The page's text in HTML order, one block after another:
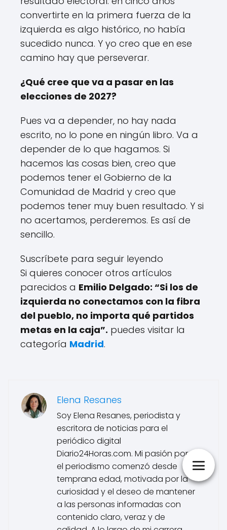
convertirte en la primera fuerza de la
izquierda es algo histórico, no había
sucedido nunca. Y yo creo que en ese
camino hay que perseverar.
¿Qué cree que va a pasar en las
elecciones de 2027?
Pues va a depender, no hay nada
escrito, no lo pone en ningún libro. Va a
depender de lo que hagamos. Si
hacemos las cosas bien, creo que
podemos tener el Gobierno de la
Comunidad de Madrid y creo que
podemos tener muy buen resultado. Y si
no acertamos, perderemos. Es así de
sencillo.
Suscríbete para seguir leyendo
Si quieres conocer otros artículos
parecidos a Emilio Delgado: “Si los de
izquierda no conectamos con la fibra
del pueblo, no importa qué partidos
metas en la caja”. puedes visitar la
categoría Madrid.
Elena Resanes
Soy Elena Resanes, periodista y
escritora de noticias para el
periódico digital
Diario24Horas.com. Mi pasión por
el periodismo comenzó desde
temprana edad, motivada por la
curiosidad y el deseo de mantener
a las personas informadas con
contenido claro, veraz y de